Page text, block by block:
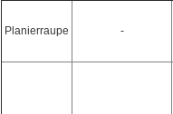
Planierraupe -